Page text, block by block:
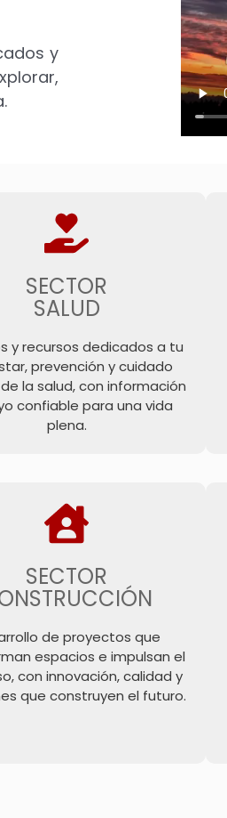
y
SECTOR
SALUD
y recursos dedicados a tu
prevención y cuidado
la salud, con información
confiable para una vida
plena.
SECTOR
de proyectos que
espacios e impulsan el
con innovación, calidad y
que construyen el futuro.